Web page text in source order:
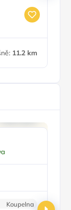
11.2 km
Koupelna